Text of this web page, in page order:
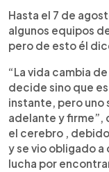
Hasta el 7 de
algunos equipos
pero de esto él
“La vida cambia
decide sino que
instante, pero uno
adelante y firme”,
el cerebro ,
y se vio obligado
lucha por